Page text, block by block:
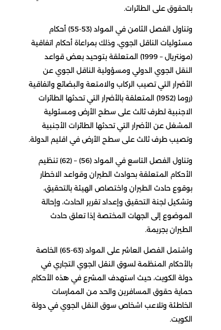
بالحقوق على الطائرات.
وتناول الفصل الثامن في المواد (53-55) أحكام
مسئوليات الناقل الجوي، وذلك بمراعاة أحكام اتفاقية
(مونتريال – 1999) المتعلقة بتوحيد بعض قواعد
النقل الجوي الدولي ومسؤولية الناقل الجوي عن
الأضرار التي تصيب الركاب والامتعة والبضائع واتفاقية
(روما (1952) المتعلقة بالأضرار التي تحدثها الطائرات
الاجنبية لطرف ثالث على سطح الأرض ومسئولية
المشغل عن الأضرار التي تحدثها الطائرات الأجنبية
وتصيب طرف ثالث على سطح الأرض في اقليم الدولة.
وتناول الفصل التاسع في المواد (56) – (62) تنظيم
الأحكام المتعلقة بحوادث الطيران وقواعد الاخطار
بوقوع حادث الطيران واختصاص الهيئة بالتحقيق،
وتشكيل لجنة التحقيق وإعداد تقرير الحادث، وإحالة
الموضوع إلى الجهات المختصة إذا تعلق حادث
الطيران بجريمة.
واشتمل الفصل العاشر على المواد (63-65) الخاصة
بالأحكام المنظمة لسوق النقل الجوي التجاري في
دولة الكويت، حيث استهدف المشرع في هذه الأحكام
حماية حقوق المسافرين والحد من الممارسات
الخاطئة وتلاعب اشخاص سوق النقل الجوي في دولة
الكويت.